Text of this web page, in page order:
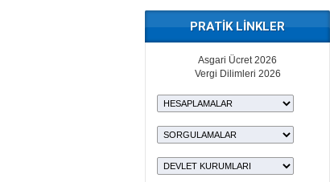
PRATİK LİNKLER
Asgari Ücret 2026
Vergi Dilimleri 2026